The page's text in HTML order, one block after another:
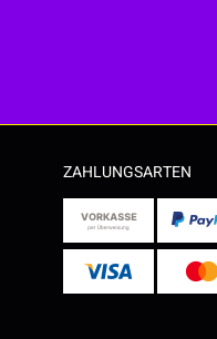
ZAHLUNGSARTEN